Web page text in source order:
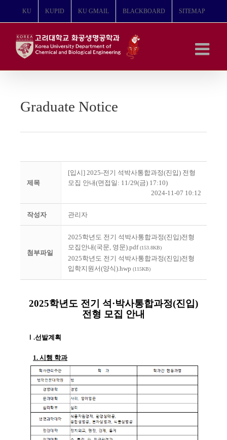
뛰
KU KUPID KU GMAIL BLACKBOARD SITEMAP
Graduate Notice
제목
[입시] 2025-전기 석박사통합과정(진입) 전형
모집 안내(면접일: 11/29(금) 17:10)
2024-11-07 10:12
작성자 관리자
첨부파일
2025학년도 전기 석박사통합과정(진입)전형
모집안내(국문, 영문).pdf(153.8KB)
2025학년도 전기 석박사통합과정(진입)전형
입학지원서(양식).hwp (115KB)
2025학년도 전기 석·박사통합과정(진입)
전형 모집 안내
Ⅰ .선발계획
1.시행 학과